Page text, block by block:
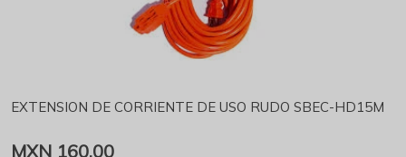
EXTENSION DE CORRIENTE DE USO RUDO SBEC-HD15M
MXN 160,00